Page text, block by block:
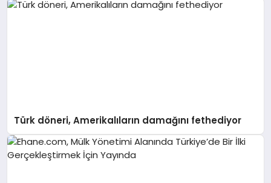
Türk döneri, Amerikalıların damağını fethediyor